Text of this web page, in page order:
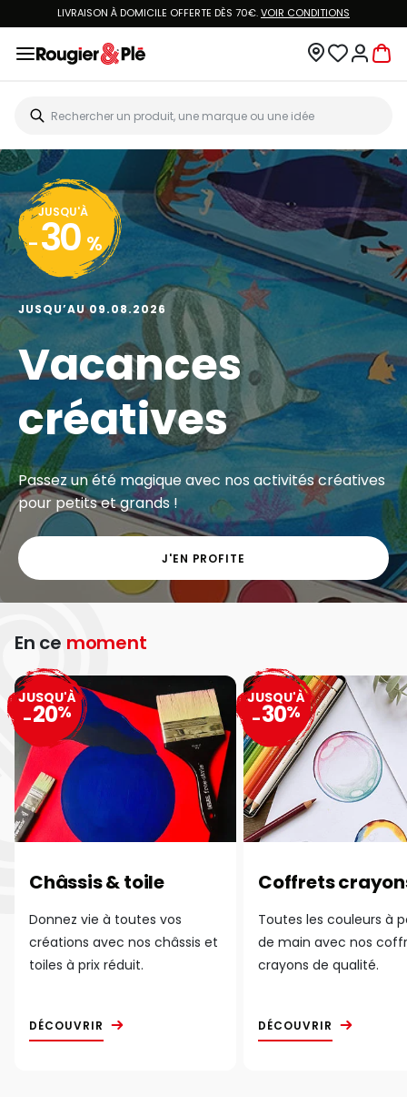
LIVRAISON À DOMICILE OFFERTE DÈS 70€.VOIR CONDITIONS
JUSQU'À
- 30 %
JUSQU’AU 09.08.2026
Vacances
créatives
Passez un été magique avec nos activités créatives
pour petits et grands !
J'EN PROFITE
En ce moment
Châssis & toile
Donnez vie à toutes vos
créations avec nos châssis et
toiles à prix réduit.
DÉCOUVRIR
JUSQU'À
-20%
Coffrets
Toutes les couleurs à
de main avec nos
crayons de qualité.
DÉCOUVRIR
JUSQU'À
-30%